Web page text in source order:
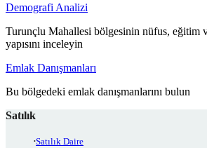
Demografi Analizi
Turunçlu Mahallesi bölgesinin nüfus, eğitim
yapısını inceleyin
Emlak Danışmanları
Bu bölgedeki emlak danışmanlarını bulun
Satılık
Satılık Daire